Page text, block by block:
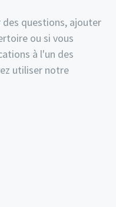
des questions, ajouter
ou si vous
à l'un des
utiliser notre